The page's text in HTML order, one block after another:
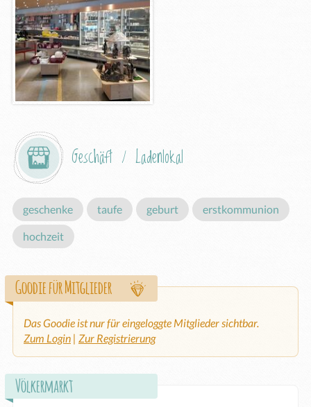
Geschäft / Ladenlokal
geschenke taufe geburt erstkommunion
hochzeit
Goodie für Mitglieder
Das Goodie ist nur für eingeloggte Mitglieder sichtbar.
Zum Login | Zur Registrierung
Völkermarkt